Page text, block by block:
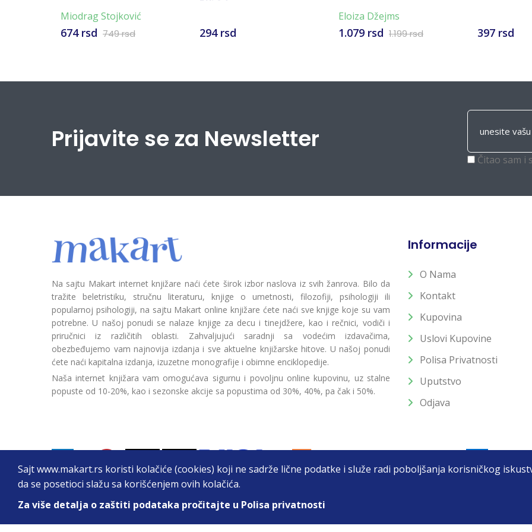
Sajt www.makart.rs koristi kolačiće (cookies) koji ne sadrže lične podatke i služe radi poboljšanja korisničkog
da se posetioci slažu sa korišćenjem ovih kolačića.
Za više detalja o zaštiti podataka pročitajte u Polisa privatnosti
Miodrag Stojković
674 rsd 749 rsd 294 rsd
Eloiza Džejms
1.079 rsd 1.199 rsd 397 rsd
Prijavite se za Newsletter
Čitao sam i
Na sajtu Makart internet knjižare naći ćete širok izbor naslova iz svih žanrova. Bilo da
tražite beletristiku, stručnu literaturu, knjige o umetnosti, filozofiji, psihologiji ili
popularnoj psihologiji, na sajtu Makart online knjižare ćete naći sve knjige koje su vam
potrebne. U našoj ponudi se nalaze knjige za decu i tinejdžere, kao i rečnici, vodiči i
priručnici iz različitih oblasti. Zahvaljujući saradnji sa vodećim izdavačima,
obezbeđujemo vam najnovija izdanja i sve aktuelne knjižarske hitove. U našoj ponudi
ćete naći kapitalna izdanja, izuzetne monografije i obimne enciklopedije.
Naša internet knjižara vam omogućava sigurnu i povoljnu online kupovinu, uz stalne
popuste od 10-20%, kao i sezonske akcije sa popustima od 30%, 40%, pa čak i 50%.
Informacije
O Nama
Kontakt
Kupovina
Uslovi Kupovine
Polisa Privatnosti
Uputstvo
Odjava